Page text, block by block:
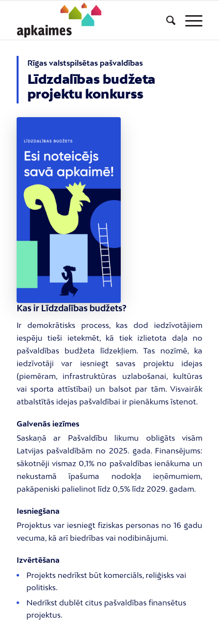
Rīgas valstspilsētas pašvaldības
Līdzdalības budžeta
projektu konkurss
Kas ir Līdzdalības budžets?
Ir demokrātisks process, kas dod iedzīvotājiem
iespēju tieši ietekmēt, kā tiek izlietota daļa no
pašvaldības budžeta līdzekļiem. Tas nozīmē, ka
iedzīvotāji var iesniegt savas projektu idejas
(piemēram, infrastruktūras uzlabošanai, kultūras
vai sporta attīstībai) un balsot par tām. Visvairāk
atbalstītās idejas pašvaldībai ir pienākums īstenot.
Galvenās iezīmes
Saskaņā ar Pašvaldību likumu obligāts visām
Latvijas pašvaldībām no 2025. gada. Finansējums:
sākotnēji vismaz 0,1% no pašvaldības ienākuma un
nekustamā īpašuma nodokļa ieņēmumiem,
pakāpeniski palielinot līdz 0,5% līdz 2029. gadam.
Iesniegšana
Projektus var iesniegt fiziskas personas no 16 gadu
vecuma, kā arī biedrības vai nodibinājumi.
Izvērtēšana
Projekts nedrīkst būt komerciāls, reliģisks vai
politisks.
Nedrīkst dublēt citus pašvaldības finansētus
projektus.